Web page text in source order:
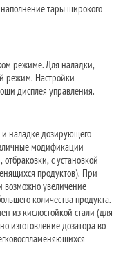
тары широкого
режиме. Для наладки,
режим. Настройки
дисплея управления.
наладке дозирующего
модификации
с установкой
продуктов). При
возможно увеличение
количества продукта.
из кислостойкой стали (для
изготовление дозатора во